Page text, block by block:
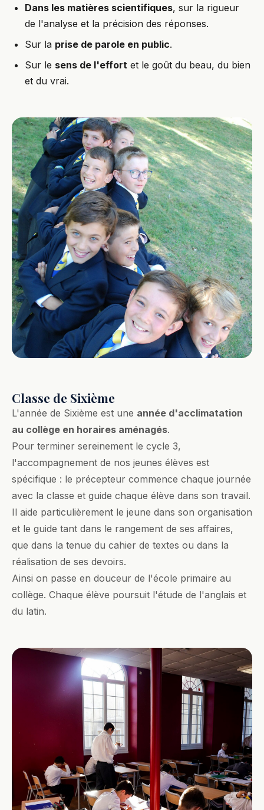
Dans les matières scientifiques, sur la rigueur
de l'analyse et la précision des réponses.
Sur la prise de parole en public.
Sur le sens de l'effort et le goût du beau, du bien
et du vrai.
Classe de Sixième
L'année de Sixième est une année d'acclimatation
au collège en horaires aménagés.
Pour terminer sereinement le cycle 3,
l'accompagnement de nos jeunes élèves est
spécifique : le précepteur commence chaque journée
avec la classe et guide chaque élève dans son travail.
Il aide particulièrement le jeune dans son organisation
et le guide tant dans le rangement de ses affaires,
que dans la tenue du cahier de textes ou dans la
réalisation de ses devoirs.
Ainsi on passe en douceur de l'école primaire au
collège. Chaque élève poursuit l'étude de l'anglais et
du latin.